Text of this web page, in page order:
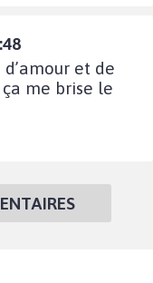
et de
me brise le